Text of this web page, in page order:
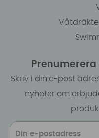
Skriv i din e-post
nyheter om